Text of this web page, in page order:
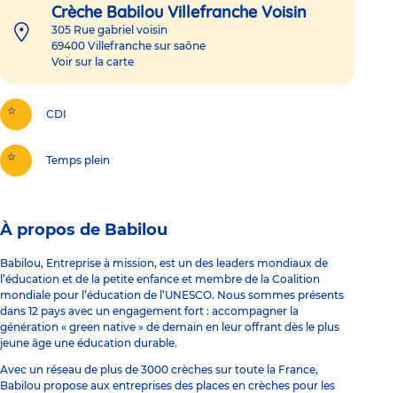
Crèche Babilou Villefranche Voisin
305 Rue gabriel voisin
69400 Villefranche sur saône
Voir sur la carte
CDI
Temps plein
À propos de Babilou
Babilou, Entreprise à mission, est un des leaders mondiaux de
l’éducation et de la petite enfance et membre de la Coalition
mondiale pour l’éducation de l’UNESCO. Nous sommes présents
dans 12 pays avec un engagement fort : accompagner la
génération « green native » de demain en leur offrant dès le plus
jeune âge une éducation durable.
Avec un réseau de plus de 3000 crèches sur toute la France,
Babilou propose aux entreprises des places en crèches pour les